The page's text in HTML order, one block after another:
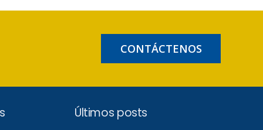
CONTÁCTENOS
Últimos posts